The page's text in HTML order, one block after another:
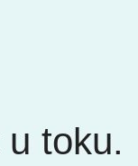
toku.